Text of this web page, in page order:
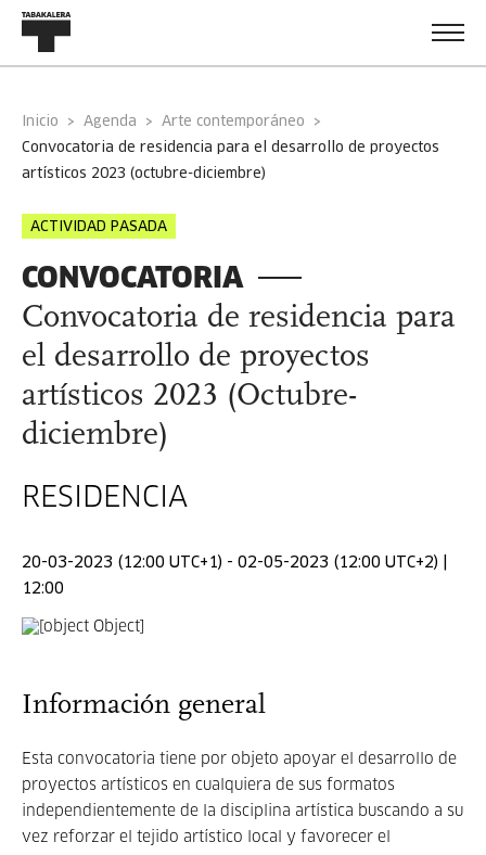
Inicio Agenda
Arte contemporáneo
convocatoria de residencia para el desarrollo de proyectos
artísticos 2023 (octubre-diciembre)
ACTIVIDAD PASADA
CONVOCATORIA
Convocatoria de residencia para
el desarrollo de proyectos
artísticos 2023 (Octubre-
diciembre)
RESIDENCIA
20-03-2023 (12:00 UTC+1) - 02-05-2023 (12:00 UTC+2) |
12:00
Información general
Esta convocatoria tiene por objeto apoyar el desarrollo de
proyectos artísticos en cualquiera de sus formatos
independientemente de la disciplina artística buscando a su
vez reforzar el tejido artístico local y favorecer el